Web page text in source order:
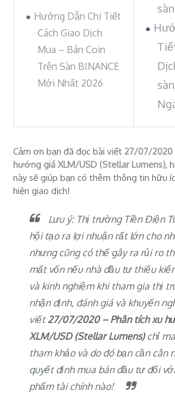
Hướng Dẫn Chi Tiết
Cách Giao Dịch
Mua – Bán Coin
Trên Sàn BINANCE
Mới Nhất 2026
Cảm ơn bạn đã đọc bài viết27/07/2020
hướng giá XLM/USD (Stellar Lumens),
này sẽ giúp bạn có thêm thông tin hữu
hiện giao dịch!
Lưu ý: Thị trường Tiền Điện
hội tạo ra lợi nhuận rất lớn cho
nhưng cũng có thể gây ra rủi ro
mất vốn nếu nhà đầu tư thiếu
và kinh nghiệm khi tham gia thị
nhận định, đánh giá và khuyến
viết 27/07/2020 – Phân tích xu
XLM/USD (Stellar Lumens)chỉ
tham khảo và do đó bạn cần cân
quyết định mua bán đầu tư đối
phẩm tài chính nào!